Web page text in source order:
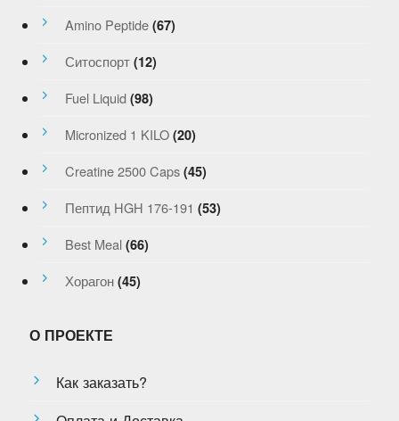
Amino Peptide (67)
Ситоспорт (12)
Fuel Liquid (98)
Micronized 1 KILO (20)
Creatine 2500 Caps (45)
Пептид HGH 176-191 (53)
Best Meal (66)
Хорагон (45)
О ПРОЕКТЕ
Как заказать?